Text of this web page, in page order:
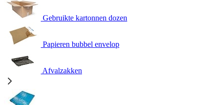
Gebruikte kartonnen dozen
Papieren bubbel envelop
Afvalzakken